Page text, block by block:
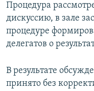
Процедура
дискуссию, в зале
процедуре
делегатов о
В результате
принято без